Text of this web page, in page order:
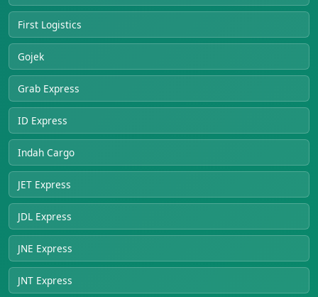
First Logistics
Gojek
Grab Express
ID Express
Indah Cargo
JET Express
JDL Express
JNE Express
JNT Express